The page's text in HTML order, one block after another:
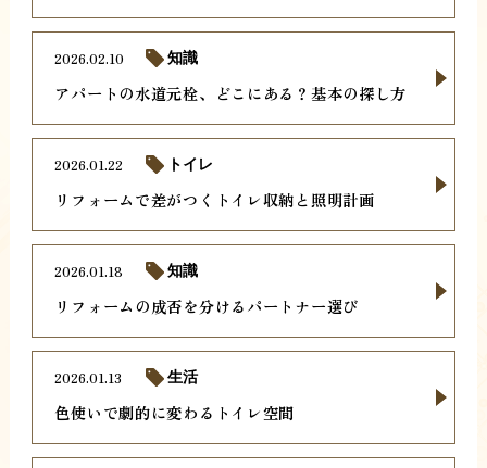
アパートの水道元栓、どこにある？基本の探し方
2026.02.10 知識
リフォームで差がつくトイレ収納と照明計画
2026.01.22 トイレ
リフォームの成否を分けるパートナー選び
2026.01.18 知識
色使いで劇的に変わるトイレ空間
2026.01.13 生活